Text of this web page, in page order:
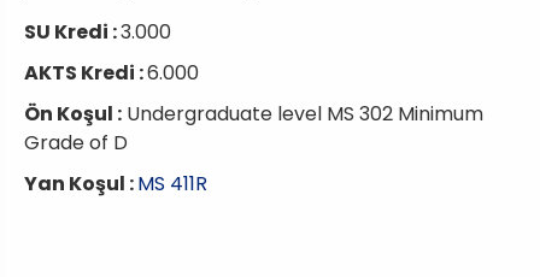
SU Kredi :3.000
AKTS Kredi :6.000
Ön Koşul : Undergraduate level MS 302 Minimum
Grade of D
Yan Koşul :MS 411R